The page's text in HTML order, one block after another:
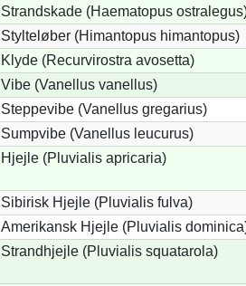
Strandskade (Haematopus
Stylteløber (Himantopus himantopus)
Klyde (Recurvirostra avosetta)
Vibe (Vanellus vanellus)
Steppevibe (Vanellus gregarius)
Sumpvibe (Vanellus leucurus)
Hjejle (Pluvialis apricaria)
Sibirisk Hjejle (Pluvialis fulva)
Amerikansk Hjejle (Pluvialis
Strandhjejle (Pluvialis squatarola)